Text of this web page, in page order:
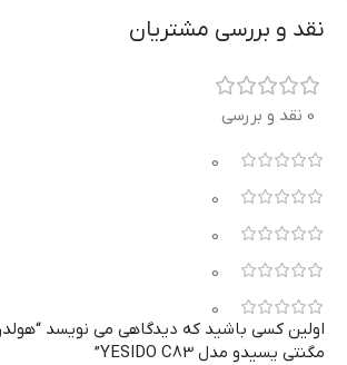
نقد و بررسی مشتریان
0 نقد و بررسی
0
0
0
0
0
اولین کسی باشید که دیدگاهی می نویسد
مگنتی یسیدو مدل YESIDO C83”